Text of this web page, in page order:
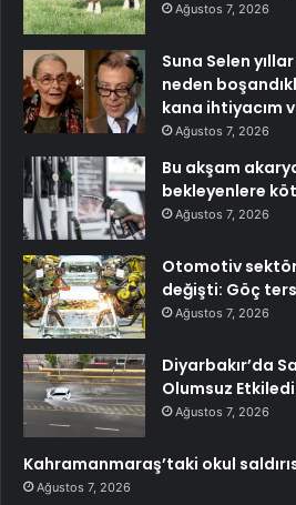
Ağustos 7, 2026
Suna Selen
neden
kana ihtiyacım
Ağustos 7, 2026
Bu akşam
bekleyenlere
Ağustos 7, 2026
Otomotiv
değişti: Göç
Ağustos 7, 2026
Diyarbakır’da
Olumsuz Etkiledi
Ağustos 7, 2026
Kahramanmaraş’taki okul
Ağustos 7, 2026